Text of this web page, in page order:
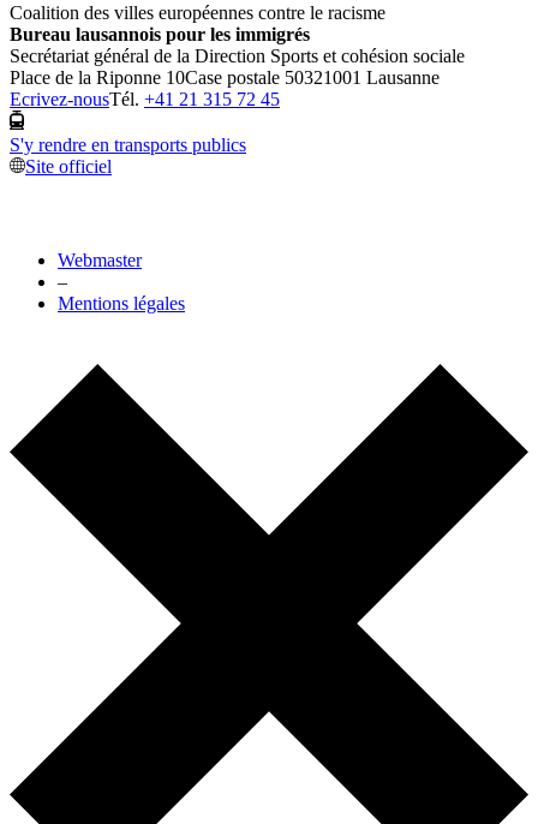
Coalition des villes européennes contre le racisme
Bureau lausannois pour les immigrés
Secrétariat général de la Direction Sports et cohésion sociale
Place de la Riponne 10Case postale 50321001 Lausanne
Ecrivez-nousTél. +41 21 315 72 45
S'y rendre en transports publics
Site officiel
Webmaster
–
Mentions légales